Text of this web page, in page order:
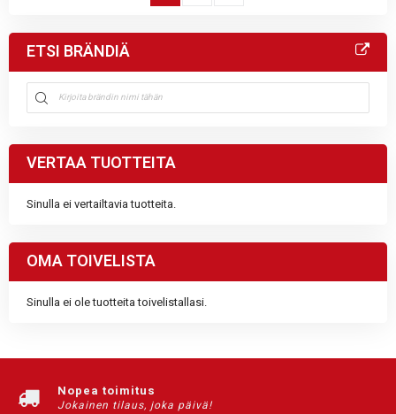
ETSI BRÄNDIÄ
VERTAA TUOTTEITA
Sinulla ei vertailtavia tuotteita.
OMA TOIVELISTA
Sinulla ei ole tuotteita toivelistallasi.
Nopea toimitus
Jokainen tilaus, joka päivä!